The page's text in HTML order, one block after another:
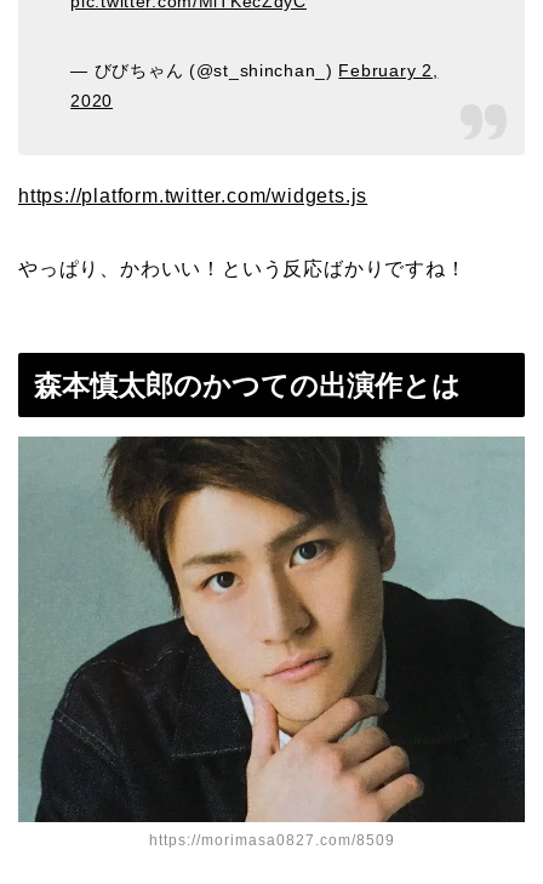
— びびちゃん (@st_shinchan_) February 2,
2020
https://platform.twitter.com/widgets.js
やっぱり、かわいい！という反応ばかりですね！
森本慎太郎のかつての出演作とは
https://morimasa0827.com/8509